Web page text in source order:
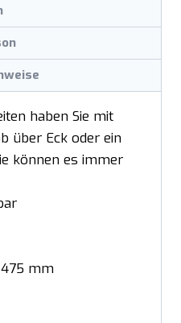
haben Sie mit
über Eck oder ein
können es immer
mm